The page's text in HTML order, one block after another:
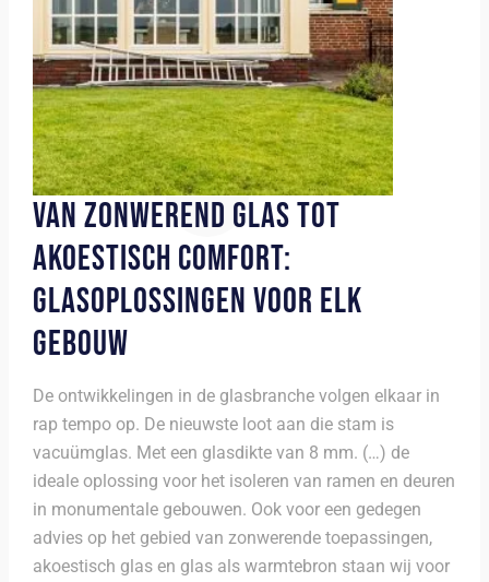
VAN ZONWEREND GLAS TOT
AKOESTISCH COMFORT:
GLASOPLOSSINGEN VOOR ELK
GEBOUW
De ontwikkelingen in de glasbranche volgen elkaar in
rap tempo op. De nieuwste loot aan die stam is
vacuümglas. Met een glasdikte van 8 mm. (…) de
ideale oplossing voor het isoleren van ramen en deuren
in monumentale gebouwen. Ook voor een gedegen
advies op het gebied van zonwerende toepassingen,
akoestisch glas en glas als warmtebron staan wij voor